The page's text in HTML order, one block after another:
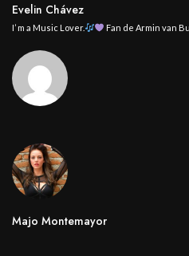
Evelin Chávez
I’ m a Music Lover. Fan de Armin van
Majo Montemayor